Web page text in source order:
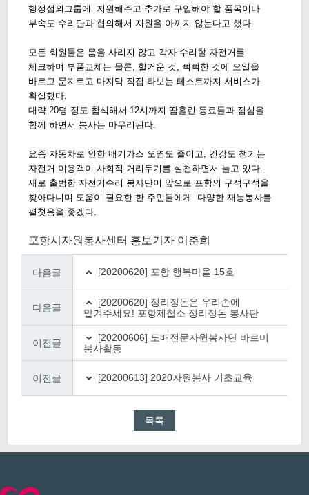
행정섭외그룹에 지원해주고 추가로 구입해야 할 품목이나
부속도 수리단과 협의해서 지원을 아끼지 않는다고 했다.
모든 회원들은 몸을 사리지 않고 각자 수리할 자전거를
체크하며 부품교체는 물론, 헐거운 것, 뻑뻑한 것에 오일을
바르고 문지르고 마지막 직접 타보는 테스트까지 서비스가
확실했다.
대략 20명 정도 참석해서 12시까지 땀흘린 동료들과 점심을
함께 하면서 봉사는 마무리된다.
요즘 자동차로 인한 배기가스 오염도 줄이고, 건강도 챙기는
자전거 이용객이 사회적 거리두기를 실천하면서 늘고 있다.
새로 출범한 자전거수리 봉사단이 앞으로 포항의 구석구석을
찾아다니며 도움이 필요한 한 주민들에게 다양한 재능봉사를
펼쳣음을 좋겠다.
포항시자원봉사센터 홍보기자 이춘희
다음글 [20200620] 포항 행복마을 15호
다음글
[20200620] 정리정돈은 우리손에
맡겨주세요! 포항제철소 정리정돈 봉사단
이전글
[20200606] 도배전문자원봉사단 바르미
봉사활동
이전글 [20200613] 2020자원봉사 기초교육
목록